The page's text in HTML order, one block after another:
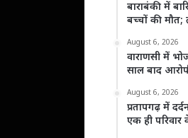
बाराबंकी में
बच्चों की मौत;
August 6, 2026
वाराणसी में
साल बाद
August 6, 2026
प्रतापगढ़ में
एक ही